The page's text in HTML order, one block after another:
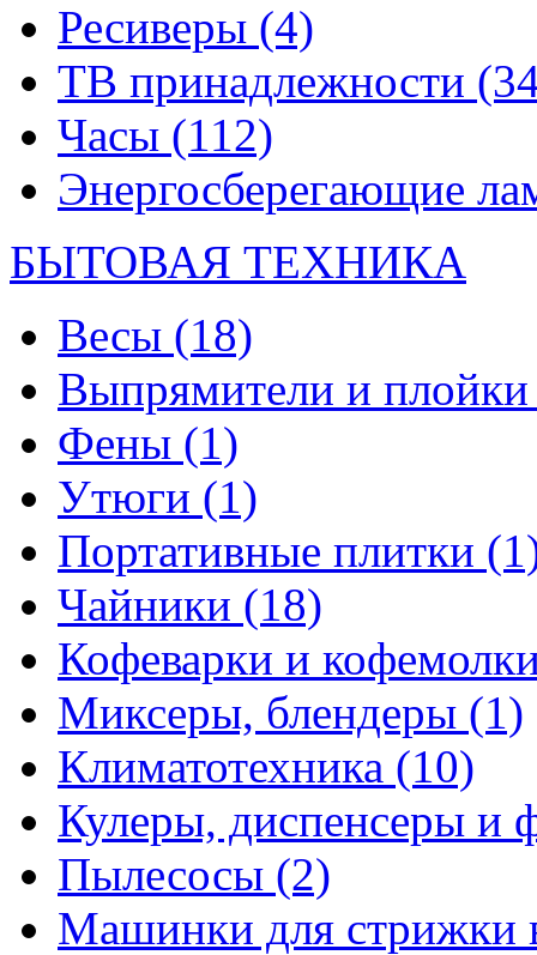
Ресиверы (4)
ТВ принадлежности
Часы (112)
Энергосберегающие
БЫТОВАЯ ТЕХНИКА
Весы (18)
Выпрямители и
Фены (1)
Утюги (1)
Портативные плитки
Чайники (18)
Кофеварки и
Миксеры, блендеры (1)
Климатотехника (10)
Кулеры, диспенсеры и
Пылесосы (2)
Машинки для стрижки